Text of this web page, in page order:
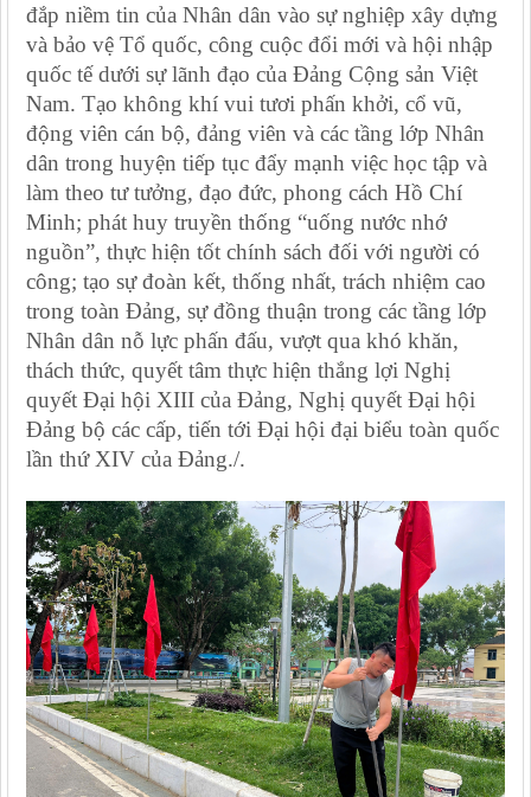
đắp niềm tin của Nhân dân vào sự nghiệp xây dựng
và bảo vệ Tổ quốc, công cuộc đổi mới và hội nhập
quốc tế dưới sự lãnh đạo của Đảng Cộng sản Việt
Nam. Tạo không khí vui tươi phấn khởi, cổ vũ,
động viên cán bộ, đảng viên và các tầng lớp Nhân
dân trong huyện tiếp tục đẩy mạnh việc học tập và
làm theo tư tưởng, đạo đức, phong cách Hồ Chí
Minh; phát huy truyền thống “uống nước nhớ
nguồn”, thực hiện tốt chính sách đối với người có
công; tạo sự đoàn kết, thống nhất, trách nhiệm cao
trong toàn Đảng, sự đồng thuận trong các tầng lớp
Nhân dân nỗ lực phấn đấu, vượt qua khó khăn,
thách thức, quyết tâm thực hiện thắng lợi Nghị
quyết Đại hội XIII của Đảng, Nghị quyết Đại hội
Đảng bộ các cấp, tiến tới Đại hội đại biểu toàn quốc
lần thứ XIV của Đảng./.